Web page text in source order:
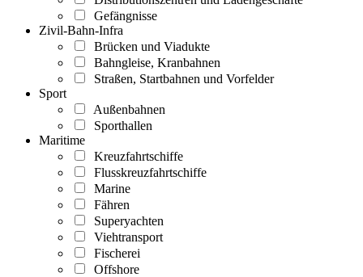
Gefängnisse
Zivil-Bahn-Infra
Brücken und Viadukte
Bahngleise, Kranbahnen
Straßen, Startbahnen und Vorfelder
Sport
Außenbahnen
Sporthallen
Maritime
Kreuzfahrtschiffe
Flusskreuzfahrtschiffe
Marine
Fähren
Superyachten
Viehtransport
Fischerei
Offshore